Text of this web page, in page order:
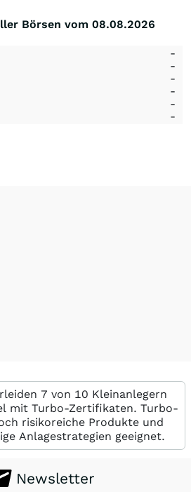
Börsen vom 08.08.2026
-
-
-
-
-
-
7 von 10 Kleinanlegern
mit Turbo-Zertifikaten. Turbo-
risikoreiche Produkte und
Anlagestrategien geeignet.
Newsletter